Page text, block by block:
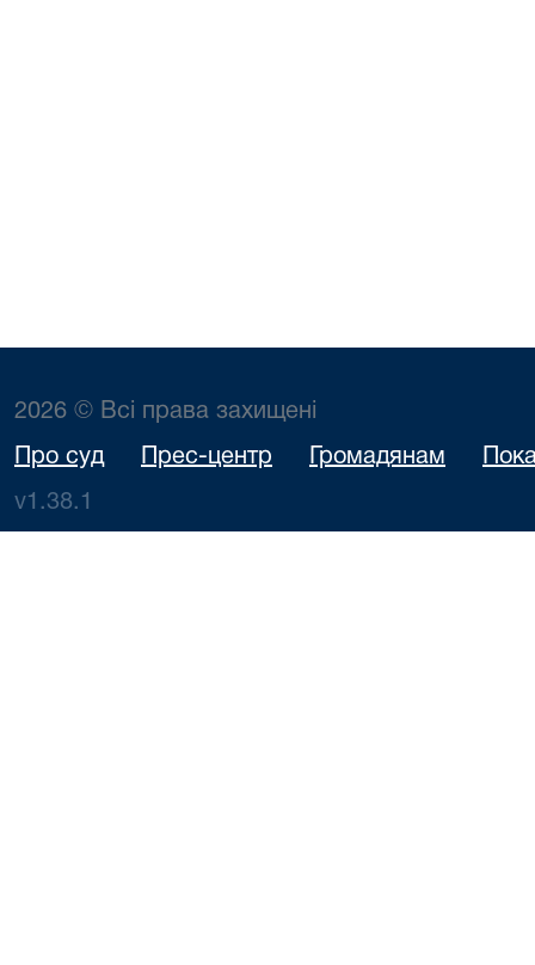
2026 © Всі права захищені
Про суд Прес-центр Громадянам
v1.38.1